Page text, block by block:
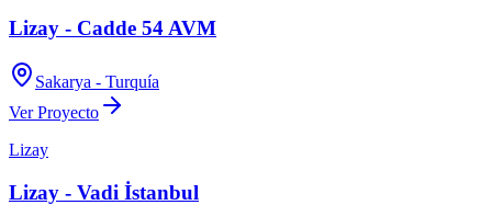
Lizay - Cadde 54 AVM
Sakarya - Turquía
Ver Proyecto
Lizay
Lizay - Vadi İstanbul